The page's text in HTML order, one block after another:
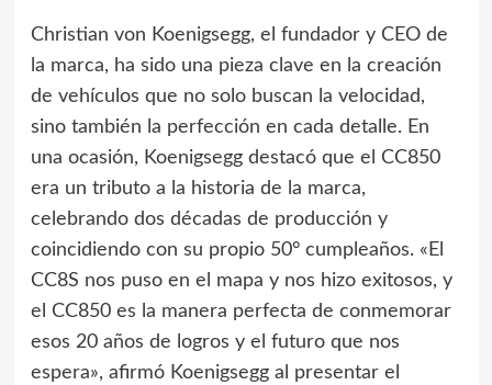
Christian von Koenigsegg, el fundador y CEO de
la marca, ha sido una pieza clave en la creación
de vehículos que no solo buscan la velocidad,
sino también la perfección en cada detalle. En
una ocasión, Koenigsegg destacó que el CC850
era un tributo a la historia de la marca,
celebrando dos décadas de producción y
coincidiendo con su propio 50° cumpleaños. «El
CC8S nos puso en el mapa y nos hizo exitosos, y
el CC850 es la manera perfecta de conmemorar
esos 20 años de logros y el futuro que nos
espera», afirmó Koenigsegg al presentar el